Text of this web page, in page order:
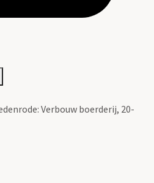
Verbouw boerderij, 20-